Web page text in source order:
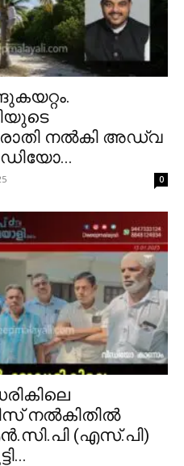
നൽകി അഡ്വ
0
നൽകിതിൽ
(എസ്.പി)